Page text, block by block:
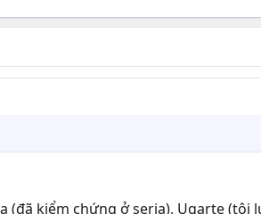
(đã kiểm chứng ở seria), Ugarte (tôi